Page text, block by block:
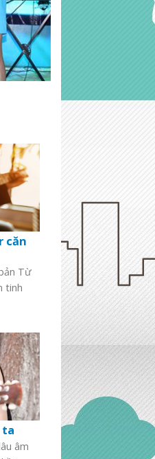
căn
Từ
tinh
ta
âm